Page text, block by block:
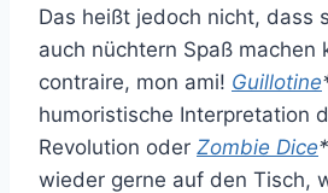
Das heißt jedoch nicht, dass
auch nüchtern Spaß machen
contraire, mon ami! Guillotine
humoristische Interpretation
Revolution oder Zombie Dice*
wieder gerne auf den Tisch,